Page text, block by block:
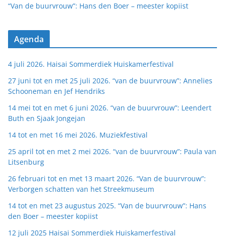
“Van de buurvrouw”: Hans den Boer – meester kopiist
Agenda
4 juli 2026. Haisai Sommerdiek Huiskamerfestival
27 juni tot en met 25 juli 2026. “van de buurvrouw”: Annelies
Schooneman en Jef Hendriks
14 mei tot en met 6 juni 2026. “van de buurvrouw”: Leendert
Buth en Sjaak Jongejan
14 tot en met 16 mei 2026. Muziekfestival
25 april tot en met 2 mei 2026. “van de buurvrouw”: Paula van
Litsenburg
26 februari tot en met 13 maart 2026. “Van de buurvrouw”:
Verborgen schatten van het Streekmuseum
14 tot en met 23 augustus 2025. “Van de buurvrouw”: Hans
den Boer – meester kopiist
12 juli 2025 Haisai Sommerdiek Huiskamerfestival